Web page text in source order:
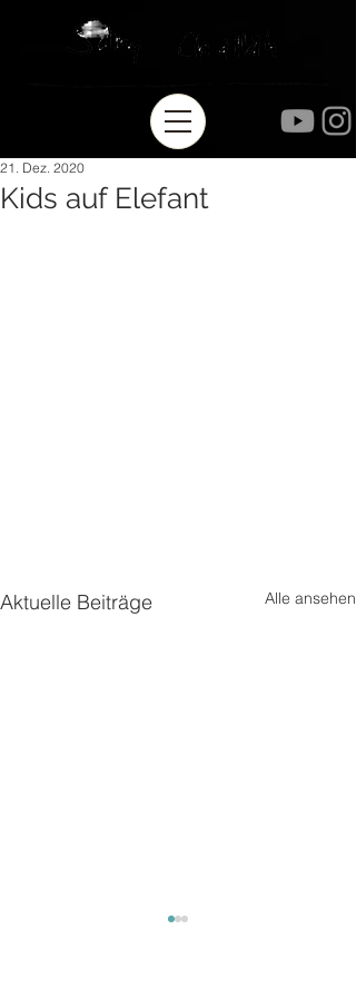
Kids auf Elefant
21. Dez. 2020
Aktuelle Beiträge Alle ansehen